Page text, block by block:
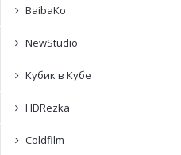
BaibaKo
NewStudio
Кубик в Кубе
HDRezka
Coldfilm